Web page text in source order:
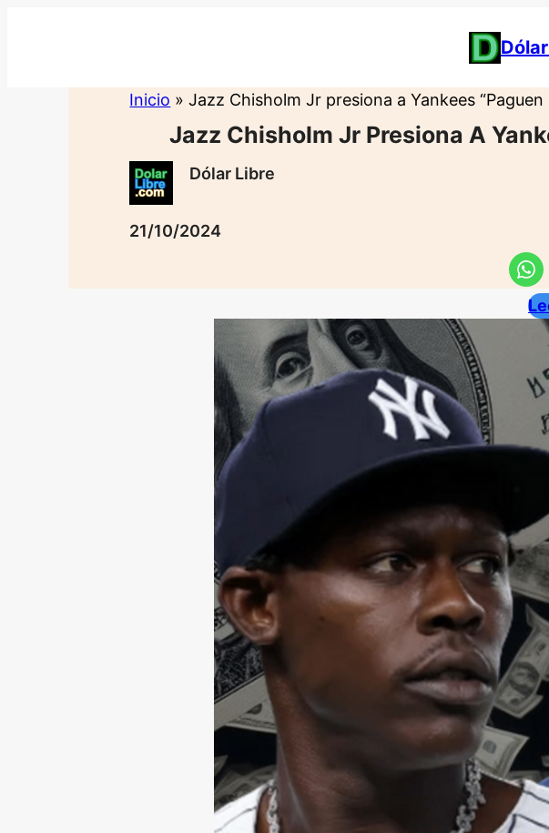
Inicio »Jazz Chisholm Jr presiona a Yankees
Jazz Chisholm Jr Presiona A
Dólar Libre
21/10/2024